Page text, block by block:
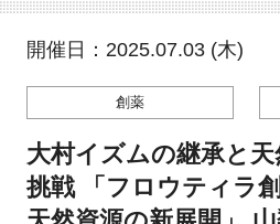
特別会員専用メニュー
施設ご予約
開催日：2025.07.03 (木)
創薬
大村イズムの継承と
挑戦 「フロウティラ